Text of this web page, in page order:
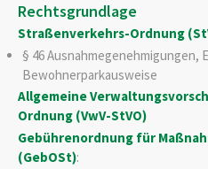
Rechtsgrundlage
Straßenverkehrs-Ordnung
§ 46 Ausnahmegenehmigungen,
Bewohnerparkausweise
Allgemeine
Ordnung (VwV-StVO)
Gebührenordnung für
(GebOSt):